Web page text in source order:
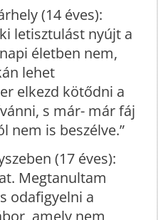
(14 éves):
letisztulást nyújt a
életben nem,
lehet
elkezd kötődni a
s már- már fáj
nem is beszélve.”
(17 éves):
Megtanultam
odafigyelni a
amely nem